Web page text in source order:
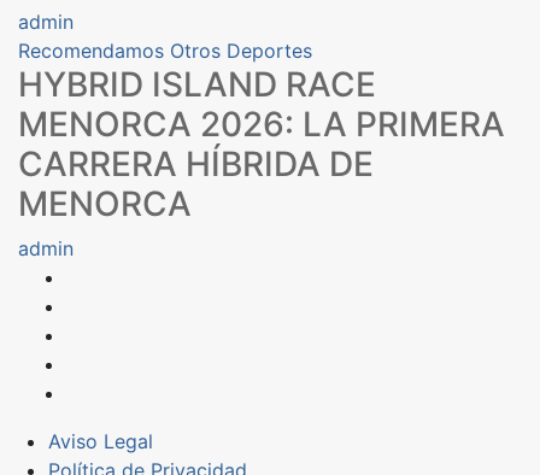
admin
Recomendamos Otros Deportes
HYBRID ISLAND RACE
MENORCA 2026: LA PRIMERA
CARRERA HÍBRIDA DE
MENORCA
admin
Aviso Legal